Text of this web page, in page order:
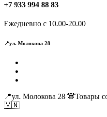
+7 933 994 88 83
Ежедневно с 10.00-20.00
📍ул. Молокова 28
📍ул. Молокова 28
🇻🇳